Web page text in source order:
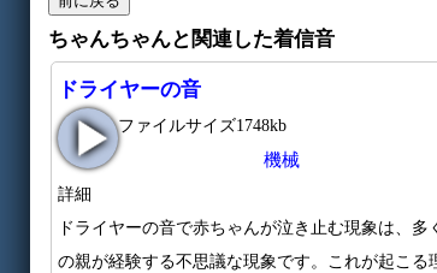
ちゃんちゃんと関連した着信音
ドライヤーの音
ファイルサイズ1748kb
機械
詳細
ドライヤーの音で赤ちゃんが泣き止む現象は、多
の親が経験する不思議な現象です。これが起こる